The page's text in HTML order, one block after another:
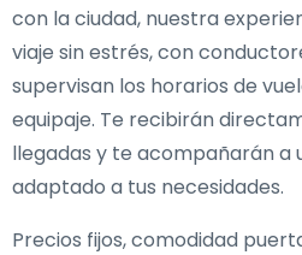
con la ciudad, nuestra
viaje sin estrés, con
supervisan los horarios de
equipaje. Te recibirán
llegadas y te acompañarán a
adaptado a tus necesidades.
Precios fijos, comodidad